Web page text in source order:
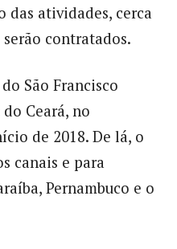
das atividades, cerca
contratados.
São Francisco
Ceará, no
de 2018. De lá, o
canais e para
Pernambuco e o